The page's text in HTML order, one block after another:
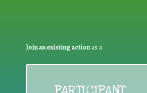
Join an existing actionas a